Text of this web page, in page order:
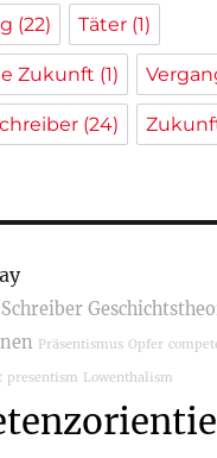
(22) Täter (1)
Zukunft (1)
(24)
Präsentismus Opfer
presentism Lowenthalism